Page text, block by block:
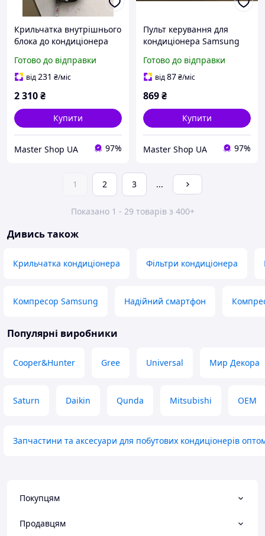
Крильчатка внутрішнього
блока до кондиціонера
Готово до відправки
від231 ₴/міс
2 310₴
Купити
Master Shop UA 97%
Пульт керування для
кондиціонера Samsung
Готово до відправки
від87₴/міс
869₴
Купити
Master Shop UA 97%
1 2 3 ...
Показано 1 - 29 товарів з 400+
Дивись також
Крильчатка кондиціонера Фільтри кондиціонера
Компресор Samsung Надійний смартфон
Популярні виробники
Cooper&Hunter Gree Universal Мир Декора
Saturn Daikin Qunda Mitsubishi OEM
Запчастини та аксесуари для побутових кондиціонерів
Покупцям
Продавцям